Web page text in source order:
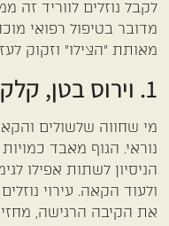
לקבל נוזלים לווריד
מדובר בטיפול רפואי
מאותת "הצילו" וזקוק
1. וירוס בטן, קלקולי קיבה והרעלות מזון
מי שחווה שלשולים
נוראי. הגוף מאבד
הניסיון לשתות אפילו
ולעוד הקאה. עירוי
את הקיבה הרגישה,